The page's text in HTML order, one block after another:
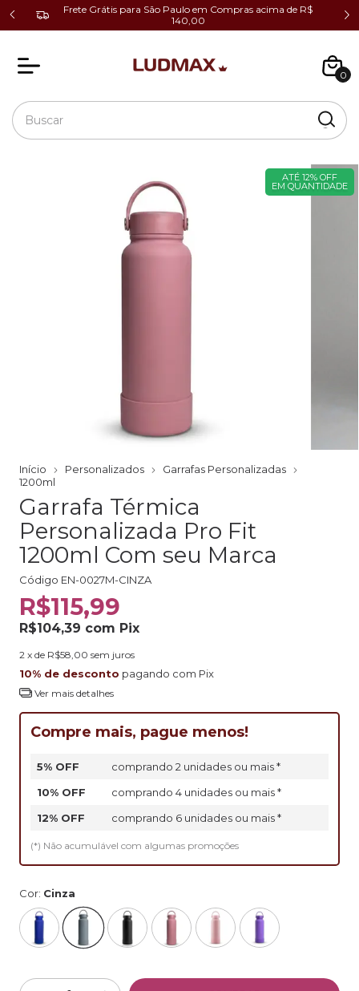
ao
Frete Grátis para São Paulo em Compras acima de R$
140,00
0
ATÉ 12% OFF
EM QUANTIDADE
Início Personalizados
Garrafas Personalizadas
1200ml
Garrafa Térmica
Personalizada Pro Fit
1200ml Com seu Marca
Código EN-0027M-CINZA
R$115,99
R$104,39 com Pix
2 x de R$58,00 sem juros
10% de desconto pagando com Pix
Ver mais detalhes
Compre mais, pague menos!
5% OFF
comprando 2 unidades ou mais *
10% OFF
comprando 4 unidades ou mais *
12% OFF
comprando 6 unidades ou mais *
(*) Não acumulável com algumas promoções
Cor: Cinza